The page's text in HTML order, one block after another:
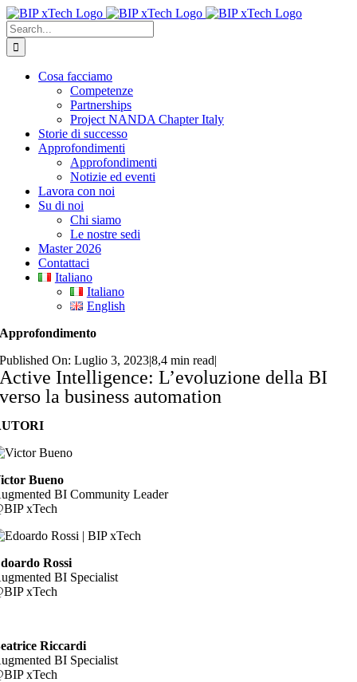
Skip
to
content
Search
for:
Cosa facciamo
Competenze
Partnerships
Project NANDA Chapter Italy
Storie di successo
Approfondimenti
Approfondimenti
Notizie ed eventi
Lavora con noi
Su di noi
Chi siamo
Le nostre sedi
Master 2026
Contattaci
Italiano
Italiano
English
Approfondimento
Published On: Luglio 3, 2023|8,4 min read|
Active Intelligence: L’evoluzione della BI
verso la business automation
Bueno
BI Community Leader
xTech
Rossi
BI Specialist
xTech
Riccardi
BI Specialist
xTech